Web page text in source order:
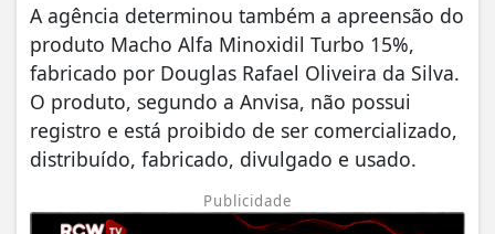
A agência determinou também a apreensão do
produto Macho Alfa Minoxidil Turbo 15%,
fabricado por Douglas Rafael Oliveira da Silva.
O produto, segundo a Anvisa, não possui
registro e está proibido de ser comercializado,
distribuído, fabricado, divulgado e usado.
Publicidade